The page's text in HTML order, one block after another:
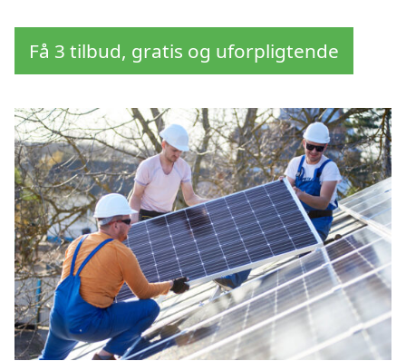
Få 3 tilbud, gratis og uforpligtende